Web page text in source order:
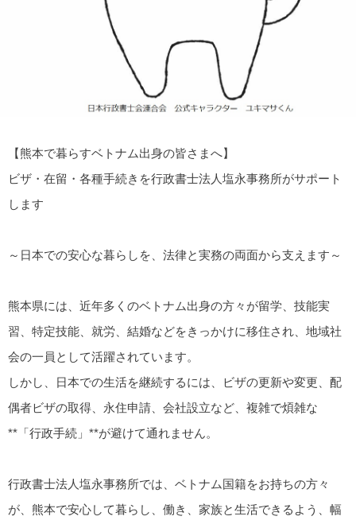
【熊本で暮らすベトナム出身の皆さまへ】
ビザ・在留・各種手続きを行政書士法人塩永事務所がサポート
します
～日本での安心な暮らしを、法律と実務の両面から支えます～
熊本県には、近年多くのベトナム出身の方々が留学、技能実
習、特定技能、就労、結婚などをきっかけに移住され、地域社
会の一員として活躍されています。
しかし、日本での生活を継続するには、ビザの更新や変更、配
偶者ビザの取得、永住申請、会社設立など、複雑で煩雑な
**「行政手続」**が避けて通れません。
行政書士法人塩永事務所では、ベトナム国籍をお持ちの方々
が、熊本で安心して暮らし、働き、家族と生活できるよう、幅